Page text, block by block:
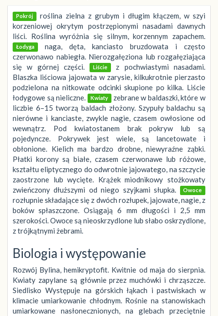
Pokrój roślina zielna z grubym i długim kłączem, w szyi
korzeniowej okrytym postrzępionymi nasadami dawnych
liści. Roślina wyróżnia się silnym, korzennym zapachem.
Łodyga naga, dęta, kanciasto bruzdowata i często
czerwonawo nabiegła. Nierozgałęziona lub rozgałęziająca
się w górnej części.
Liście z pochwiastymi nasadami.
Blaszka liściowa jajowata w zarysie, kilkukrotnie pierzasto
podzielona na nitkowate odcinki skupione po kilka. Liście
łodygowe są nieliczne.
Kwiaty
zebrane w baldaszki, które w
liczbie 6–15 tworzą baldach złożony. Szypuły baldachu są
nierówne i kanciaste, zwykle nagie, czasem owłosione od
wewnątrz. Pod kwiatostanem brak pokryw lub są
pojedyncze. Pokrywek jest wiele, są lancetowate i
obłonione. Kielich ma bardzo drobne, niewyraźne ząbki.
Płatki korony są białe, czasem czerwonawe lub różowe,
kształtu eliptycznego do odwrotnie jajowatego, na szczycie
zaostrzone lub wycięte. Krążek miodnikowy stożkowaty
zwieńczony dłuższymi od niego szyjkami słupka.
Owoce
rozłupnie składające się z dwóch rozłupek, jajowate, nagie, z
boków spłaszczone. Osiągają 6 mm długości i 2,5 mm
szerokości. Owoce są nieoskrzydlone lub słabo oskrzydlone,
z trójkątnymi żebrami.
Biologia i występowanie
Rozwój Bylina, hemikryptofit. Kwitnie od maja do sierpnia.
Kwiaty zapylane są głównie przez muchówki i chrząszcze.
Siedlisko Występuje na górskich łąkach i pastwiskach w
klimacie umiarkowanie chłodnym. Rośnie na stanowiskach
umiarkowane nasłonecznionych, na glebach przeciętnie